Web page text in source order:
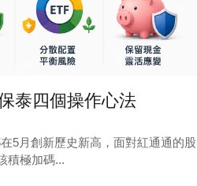
泰四個操作心法
5月創新歷史新高，面對紅通通的股
積極加碼...